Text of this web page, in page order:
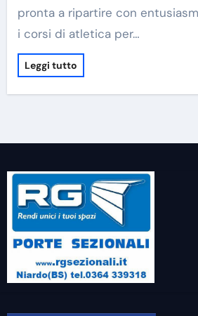
pronta a ripartire con
i corsi di atletica per…
Leggi tutto